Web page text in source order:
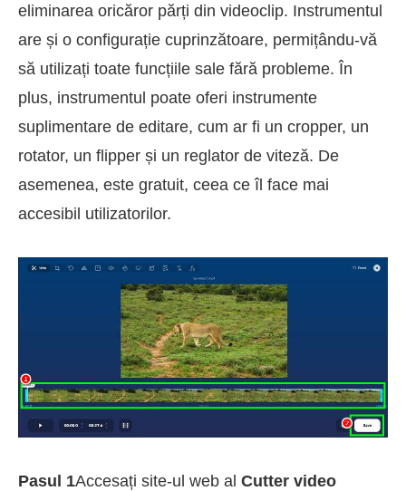
eliminarea oricăror părți din videoclip. Instrumentul
are și o configurație cuprinzătoare, permițându-vă
să utilizați toate funcțiile sale fără probleme. În
plus, instrumentul poate oferi instrumente
suplimentare de editare, cum ar fi un cropper, un
rotator, un flipper și un reglator de viteză. De
asemenea, este gratuit, ceea ce îl face mai
accesibil utilizatorilor.
Pasul 1Accesați site-ul web al Cutter video